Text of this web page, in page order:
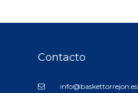
Contacto
info@baskettorrejon.es